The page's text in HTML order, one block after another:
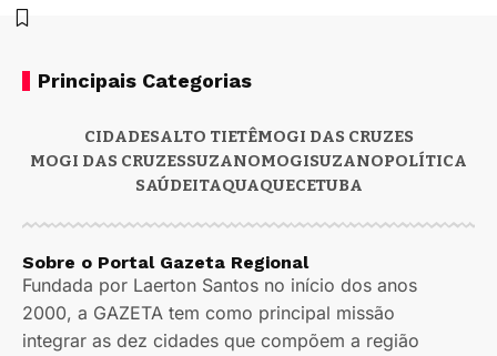
Principais Categorias
CIDADESALTO TIETÊMOGI DAS CRUZES
MOGI DAS CRUZESSUZANOMOGISUZANOPOLÍTICA
SAÚDEITAQUAQUECETUBA
Sobre o Portal Gazeta Regional
Fundada por Laerton Santos no início dos anos
2000, a GAZETA tem como principal missão
integrar as dez cidades que compõem a região